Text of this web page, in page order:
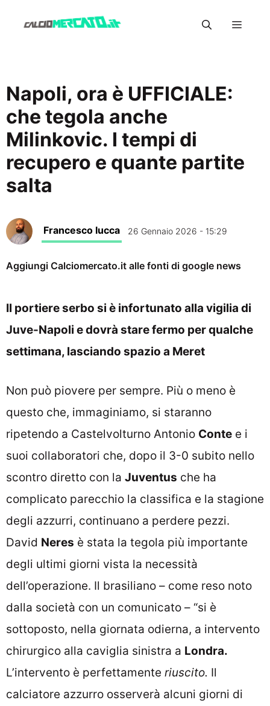
Menu
Napoli, ora è UFFICIALE:
che tegola anche
Milinkovic. I tempi di
recupero e quante partite
salta
Francesco Iucca 26 Gennaio 2026 - 15:29
Aggiungi Calciomercato.it alle fonti di google news
Il portiere serbo si è infortunato alla vigilia di
Juve-Napoli e dovrà stare fermo per qualche
settimana, lasciando spazio a Meret
Non può piovere per sempre. Più o meno è
questo che, immaginiamo, si staranno
ripetendo a Castelvolturno Antonio Conte e i
suoi collaboratori che, dopo il 3-0 subito nello
scontro diretto con la Juventus che ha
complicato parecchio la classifica e la stagione
degli azzurri, continuano a perdere pezzi.
David Neres è stata la tegola più importante
degli ultimi giorni vista la necessità
dell’operazione. Il brasiliano – come reso noto
dalla società con un comunicato – “si è
sottoposto, nella giornata odierna, a intervento
chirurgico alla caviglia sinistra a Londra.
L’intervento è perfettamente riuscito. Il
calciatore azzurro osserverà alcuni giorni di